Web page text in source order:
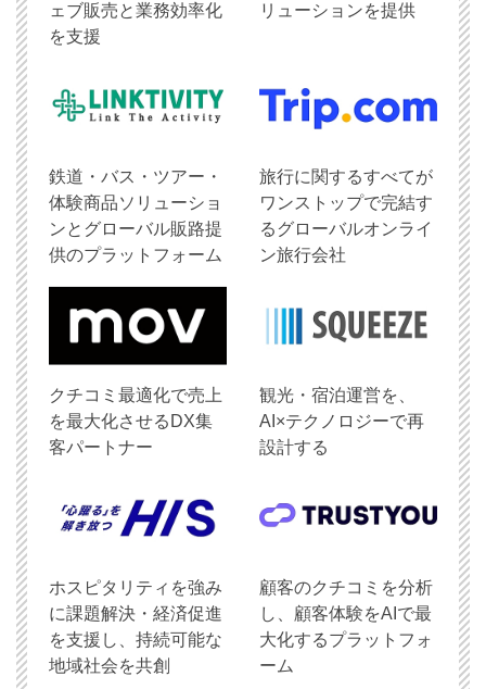
ェブ販売と業務効率化
を支援
リューションを提供
鉄道・バス・ツアー・
体験商品ソリューショ
ンとグローバル販路提
供のプラットフォーム
旅行に関するすべてが
ワンストップで完結す
るグローバルオンライ
ン旅行会社
クチコミ最適化で売上
を最大化させるDX集
客パートナー
観光・宿泊運営を、
AI×テクノロジーで再
設計する
ホスピタリティを強み
に課題解決・経済促進
を支援し、持続可能な
地域社会を共創
顧客のクチコミを分析
し、顧客体験をAIで最
大化するプラットフォ
ーム